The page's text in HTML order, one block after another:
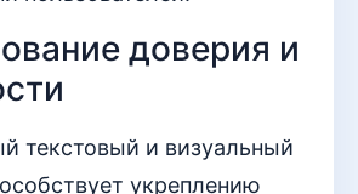
доверия и
текстовый и визуальный
укреплению